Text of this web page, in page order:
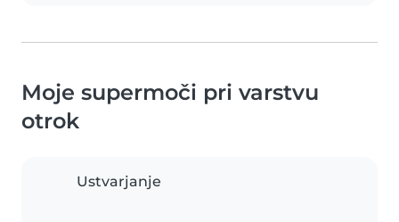
Moje supermoči pri varstvu
otrok
Ustvarjanje